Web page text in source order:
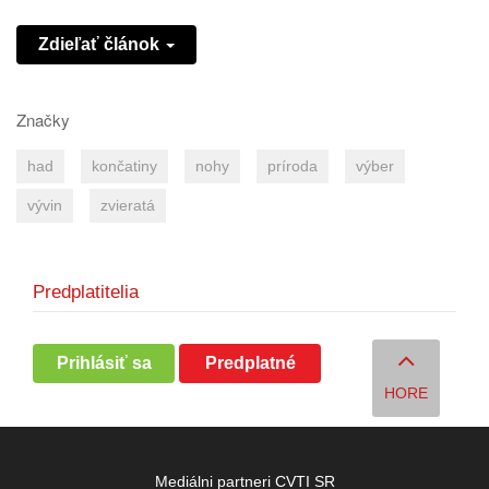
Zdieľať článok
Značky
had končatiny nohy príroda výber
vývin zvieratá
Predplatitelia
Prihlásiť sa Predplatné
HORE
Mediálni partneri CVTI SR